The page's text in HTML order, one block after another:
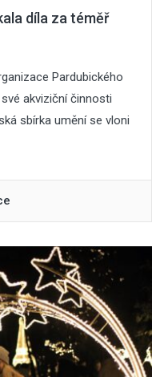
díla za téměř
Pardubického
akviziční činnosti
sbírka umění se vloni